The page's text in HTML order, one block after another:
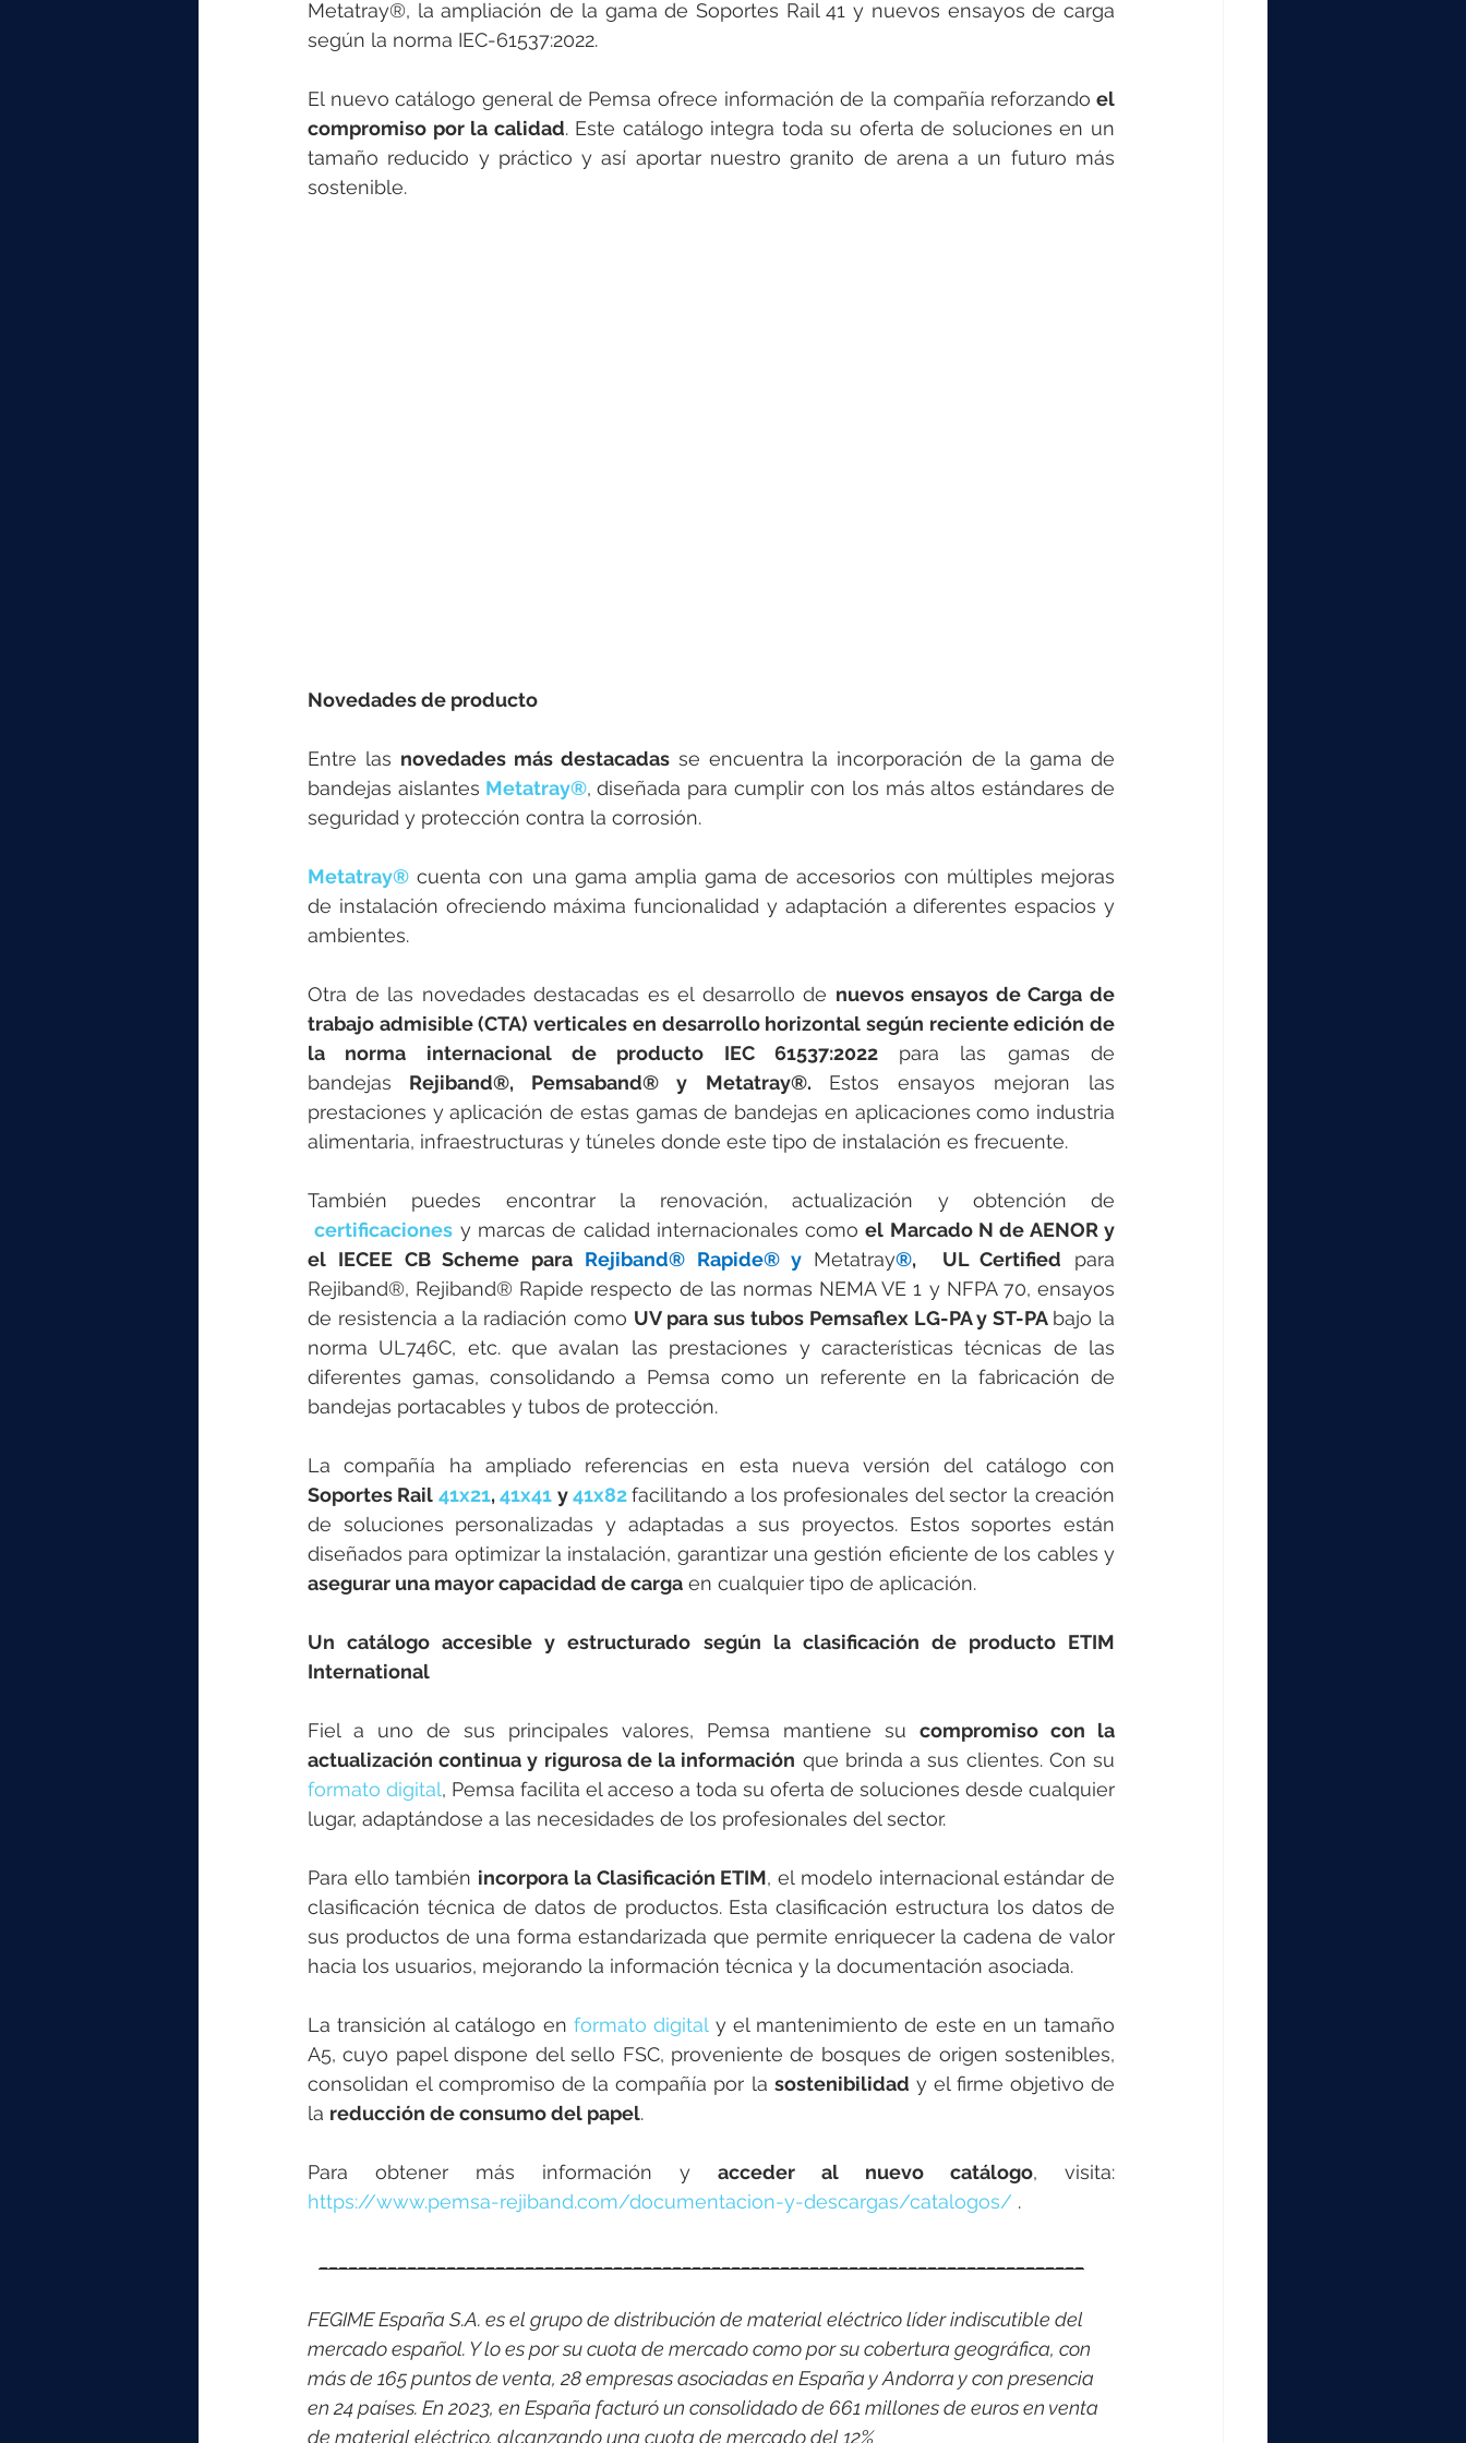
elektrotools-P065000 elektrotools-P040000 elektrotools-P059000 elektrotools-P002000
elektrotools-P045000
Metatray®, la ampliación de la gama de Soportes Rail 41 y nuevos ensayos de carga
según la norma IEC-61537:2022.
El nuevo catálogo general de Pemsa ofrece información de la compañía reforzando el
compromiso por la calidad. Este catálogo integra toda su oferta de soluciones en un
tamaño reducido y práctico y así aportar nuestro granito de arena a un futuro más
sostenible.
Novedades de producto
Entre las novedades más destacadas se encuentra la incorporación de la gama de
bandejas aislantes Metatray®, diseñada para cumplir con los más altos estándares de
seguridad y protección contra la corrosión.
Metatray® cuenta con una gama amplia gama de accesorios con múltiples mejoras
de instalación ofreciendo máxima funcionalidad y adaptación a diferentes espacios y
ambientes.
Otra de las novedades destacadas es el desarrollo de nuevos ensayos de Carga de
trabajo admisible (CTA) verticales en desarrollo horizontal según reciente edición de
la norma internacional de producto IEC 61537:2022 para las gamas de
bandejas Rejiband®, Pemsaband® y Metatray®. Estos ensayos mejoran las
prestaciones y aplicación de estas gamas de bandejas en aplicaciones como industria
alimentaria, infraestructuras y túneles donde este tipo de instalación es frecuente.
También puedes encontrar la renovación, actualización y obtención de
certificaciones y marcas de calidad internacionales como el Marcado N de AENOR y
el IECEE CB Scheme para Rejiband® Rapide® y Metatray®, UL Certified para
Rejiband®, Rejiband® Rapide respecto de las normas NEMA VE 1 y NFPA 70, ensayos
de resistencia a la radiación como UV para sus tubos Pemsaflex LG-PA y ST-PA bajo la
norma UL746C, etc. que avalan las prestaciones y características técnicas de las
diferentes gamas, consolidando a Pemsa como un referente en la fabricación de
bandejas portacables y tubos de protección.
Soportes Rail 41x21, 41x41 y 41x82 facilitando a los profesionales del sector la creación
de soluciones personalizadas y adaptadas a sus proyectos. Estos soportes están
asegurar una mayor capacidad de carga en cualquier tipo de aplicación.
Un catálogo accesible y estructurado según la clasificación de producto ETIM
International
Fiel a uno de sus principales valores, Pemsa mantiene su compromiso con la
actualización continua y rigurosa de la información
formato digital, Pemsa facilita el acceso a toda su oferta de soluciones desde cualquier
lugar, adaptándose a las necesidades de los profesionales del sector.
Para ello también incorpora la Clasificación ETIM, el modelo internacional estándar de
clasificación técnica de datos de productos. Esta clasificación estructura los datos de
sus productos de una forma estandarizada que permite enriquecer la cadena de valor
hacia los usuarios, mejorando la información técnica y la documentación asociada.
La transición al catálogo en formato digital y el mantenimiento de este en un tamaño
A5, cuyo papel dispone del sello FSC, proveniente de bosques de origen sostenibles,
consolidan el compromiso de la compañía por la sostenibilidad y el firme objetivo de
la reducción de consumo del papel.
Para obtener más información y acceder al nuevo catálogo
https://www.pemsa-rejiband.com/documentacion-y-descargas/catalogos/ .
FEGIME España S.A. es el grupo de distribución de material eléctrico líder indiscutible del
mercado español. Y lo es por su cuota de mercado como por su cobertura geográfica, con
más de 165 puntos de venta, 28 empresas asociadas en España y Andorra y con presencia
en 24 países. En 2023, en España facturó un consolidado de 661 millones de euros en venta
de material eléctrico, alcanzando una cuota de mercado del 12%